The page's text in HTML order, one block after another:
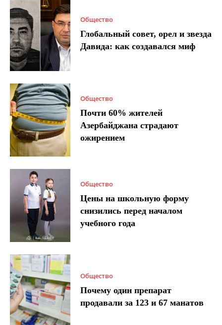
Общество
Глобальный совет, орел и звезда
Давида: как создавался миф
Общество
Почти 60% жителей
Азербайджана страдают
ожирением
Общество
Цены на школьную форму
снизились перед началом
учебного года
Общество
Почему один препарат
продавали за 123 и 67 манатов